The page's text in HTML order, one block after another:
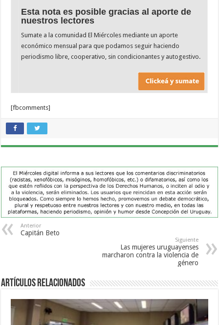
Esta nota es posible gracias al aporte de
nuestros lectores
Sumate a la comunidad El Miércoles mediante un aporte
económico mensual para que podamos seguir haciendo
periodismo libre, cooperativo, sin condicionantes y autogestivo.
[fbcomments]
Anterior
Capitán Beto
Siguiente
Las mujeres uruguayenses
marcharon contra la violencia de
género
Artículos Relacionados